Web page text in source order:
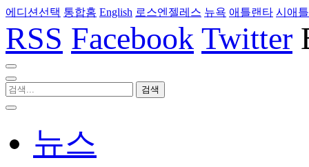
에디션선택 통합홈 English 로스엔젤레스 뉴욕 애틀랜타 시애틀
RSS Facebook Twitter
뉴스